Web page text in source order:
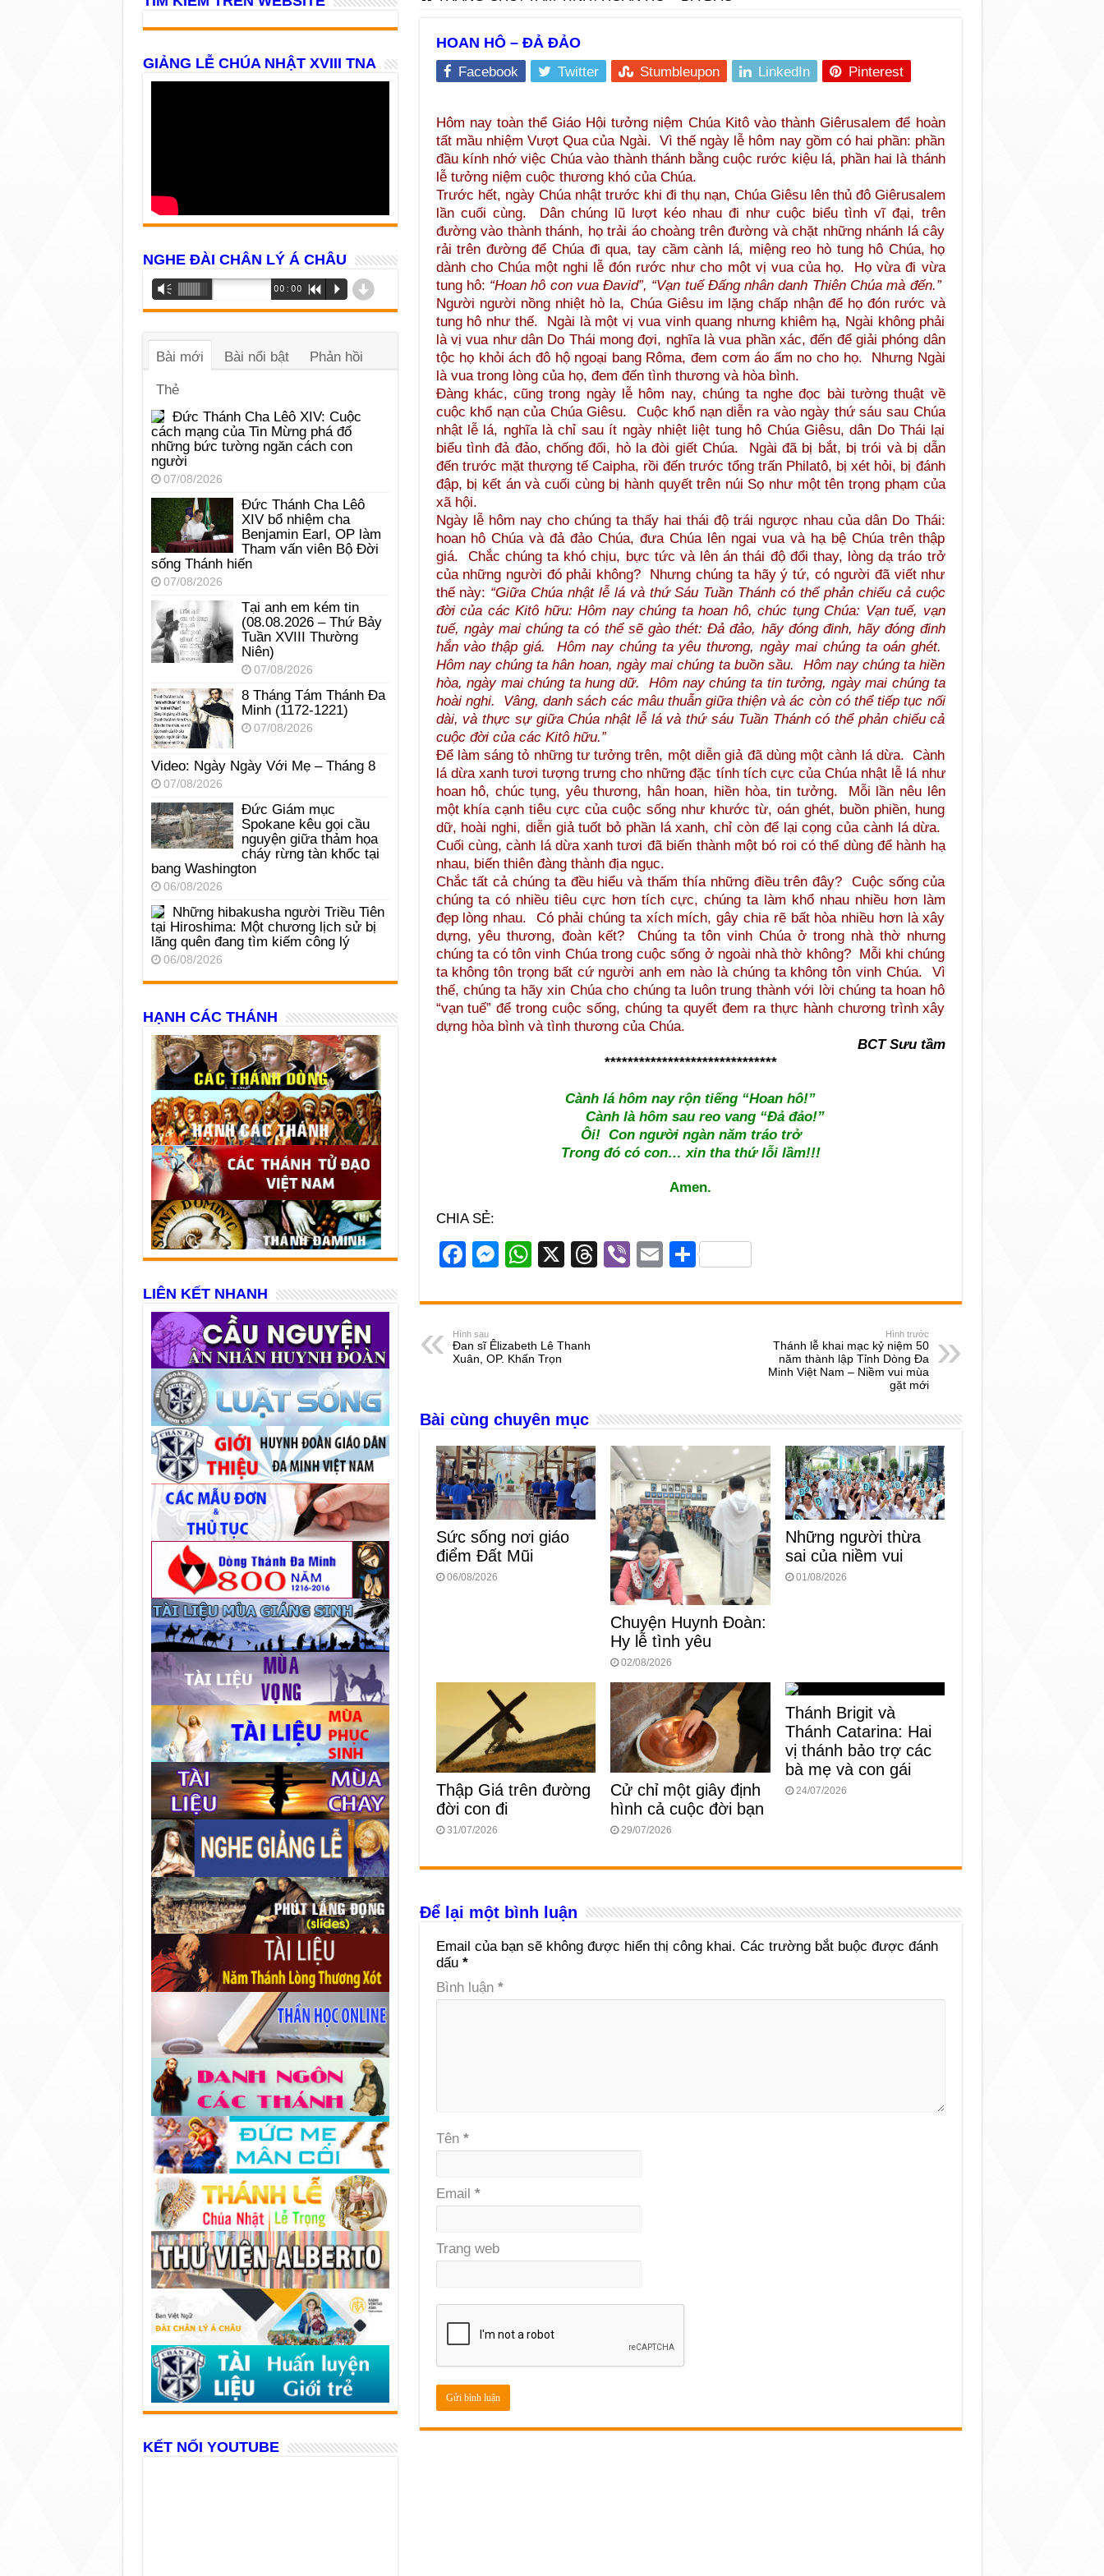
HOAN HÔ – ĐẢ ĐẢO
Facebook Twitter Stumbleupon LinkedIn Pinterest
Hôm nay toàn thể Giáo Hội tưởng niệm Chúa Kitô vào thành Giêrusalem để hoàn
tất mầu nhiệm Vượt Qua của Ngài. Vì thế ngày lễ hôm nay gồm có hai phần: phần
đầu kính nhớ việc Chúa vào thành thánh bằng cuộc rước kiệu lá, phần hai là thánh
lễ tưởng niệm cuộc thương khó của Chúa.
Trước hết, ngày Chúa nhật trước khi đi thụ nạn, Chúa Giêsu lên thủ đô Giêrusalem
lần cuối cùng. Dân chúng lũ lượt kéo nhau đi như cuộc biểu tình vĩ đại, trên
đường vào thành thánh, họ trải áo choàng trên đường và chặt những nhánh lá cây
rải trên đường để Chúa đi qua, tay cầm cành lá, miệng reo hò tung hô Chúa, họ
dành cho Chúa một nghi lễ đón rước như cho một vị vua của họ. Họ vừa đi vừa
tung hô: “Hoan hô con vua Đavid”, “Vạn tuế Đấng nhân danh Thiên Chúa mà đến.”
Người người nồng nhiệt hò la, Chúa Giêsu im lặng chấp nhận để họ đón rước và
tung hô như thế. Ngài là một vị vua vinh quang nhưng khiêm hạ, Ngài không phải
là vị vua như dân Do Thái mong đợi, nghĩa là vua phần xác, đến để giải phóng dân
tộc họ khỏi ách đô hộ ngoại bang Rôma, đem cơm áo ấm no cho họ. Nhưng Ngài
là vua trong lòng của họ, đem đến tình thương và hòa bình.
Đàng khác, cũng trong ngày lễ hôm nay, chúng ta nghe đọc bài tường thuật về
cuộc khổ nạn của Chúa Giêsu. Cuộc khổ nạn diễn ra vào ngày thứ sáu sau Chúa
nhật lễ lá, nghĩa là chỉ sau ít ngày nhiệt liệt tung hô Chúa Giêsu, dân Do Thái lại
biểu tình đả đảo, chống đối, hò la đòi giết Chúa. Ngài đã bị bắt, bị trói và bị dẫn
đến trước mặt thượng tế Caipha, rồi đến trước tổng trấn Philatô, bị xét hỏi, bị đánh
đập, bị kết án và cuối cùng bị hành quyết trên núi Sọ như một tên trọng phạm của
xã hội.
Ngày lễ hôm nay cho chúng ta thấy hai thái độ trái ngược nhau của dân Do Thái:
hoan hô Chúa và đả đảo Chúa, đưa Chúa lên ngai vua và hạ bệ Chúa trên thập
giá. Chắc chúng ta khó chịu, bực tức và lên án thái độ đổi thay, lòng dạ tráo trở
của những người đó phải không? Nhưng chúng ta hãy ý tứ, có người đã viết như
thế này: “Giữa Chúa nhật lễ lá và thứ Sáu Tuần Thánh có thể phản chiếu cả cuộc
đời của các Kitô hữu: Hôm nay chúng ta hoan hô, chúc tụng Chúa: Vạn tuế, vạn
tuế, ngày mai chúng ta có thể sẽ gào thét: Đả đảo, hãy đóng đinh, hãy đóng đinh
hắn vào thập giá. Hôm nay chúng ta yêu thương, ngày mai chúng ta oán ghét.
Hôm nay chúng ta hân hoan, ngày mai chúng ta buồn sầu. Hôm nay chúng ta hiền
hòa, ngày mai chúng ta hung dữ. Hôm nay chúng ta tin tưởng, ngày mai chúng ta
hoài nghi. Vâng, danh sách các mâu thuẫn giữa thiện và ác còn có thể tiếp tục nối
dài, và thực sự giữa Chúa nhật lễ lá và thứ sáu Tuần Thánh có thể phản chiếu cả
cuộc đời của các Kitô hữu.”
Để làm sáng tỏ những tư tưởng trên, một diễn giả đã dùng một cành lá dừa. Cành
lá dừa xanh tươi tượng trưng cho những đặc tính tích cực của Chúa nhật lễ lá như
hoan hô, chúc tụng, yêu thương, hân hoan, hiền hòa, tin tưởng. Mỗi lần nêu lên
một khía cạnh tiêu cực của cuộc sống như khước từ, oán ghét, buồn phiền, hung
dữ, hoài nghi, diễn giả tuốt bỏ phần lá xanh, chỉ còn để lại cọng của cành lá dừa.
Cuối cùng, cành lá dừa xanh tươi đã biến thành một bó roi có thể dùng để hành hạ
nhau, biến thiên đàng thành địa ngục.
Chắc tất cả chúng ta đều hiểu và thấm thía những điều trên đây? Cuộc sống của
chúng ta có nhiều tiêu cực hơn tích cực, chúng ta làm khổ nhau nhiều hơn làm
đẹp lòng nhau. Có phải chúng ta xích mích, gây chia rẽ bất hòa nhiều hơn là xây
dựng, yêu thương, đoàn kết? Chúng ta tôn vinh Chúa ở trong nhà thờ nhưng
chúng ta có tôn vinh Chúa trong cuộc sống ở ngoài nhà thờ không? Mỗi khi chúng
ta không tôn trọng bất cứ người anh em nào là chúng ta không tôn vinh Chúa. Vì
thế, chúng ta hãy xin Chúa cho chúng ta luôn trung thành với lời chúng ta hoan hô
“vạn tuế” để trong cuộc sống, chúng ta quyết đem ra thực hành chương trình xây
dựng hòa bình và tình thương của Chúa.
BCT Sưu tầm
******************************
Cành lá hôm nay rộn tiếng “Hoan hô!”
Cành là hôm sau reo vang “Đả đảo!”
Ôi! Con người ngàn năm tráo trở
Trong đó có con… xin tha thứ lỗi lầm!!!
Amen.
CHIA SẺ:
F
c
e
b
o
k
M
ss
n
er
W
at
A
p
X
T
e
Vi
er
E
ail
S
ar
Hình sau
Đan sĩ Êlizabeth Lê Thanh
Xuân, OP. Khấn Trọn
Hình trước
Thánh lễ khai mạc kỷ niệm 50
năm thành lập Tỉnh Dòng Đa
Minh Việt Nam – Niềm vui mùa
gặt mới
Bài cùng chuyên mục
Sức sống nơi giáo
điểm Đất Mũi
06/08/2026
Chuyện Huynh Đoàn:
Hy lễ tình yêu
02/08/2026
Những người thừa
sai của niềm vui
01/08/2026
Thập Giá trên đường
đời con đi
31/07/2026
Cử chỉ một giây định
hình cả cuộc đời bạn
29/07/2026
Thánh Brigit và
Thánh Catarina: Hai
vị thánh bảo trợ các
bà mẹ và con gái
24/07/2026
Để lại một bình luận
Email của bạn sẽ không được hiển thị công khai. Các trường bắt buộc được đánh
dấu *
Bình luận *
Tên *
Email *
Trang web
GIẢNG LỄ CHÚA NHẬT XVIII TNA
NGHE ĐÀI CHÂN LÝ Á CHÂU
Trình
phát
âm
Vm 00:00 R P d
Bài mới Bài nổi bật Phản hồi
Thẻ
Đức Thánh Cha Lêô XIV: Cuộc
cách mạng của Tin Mừng phá đổ
những bức tường ngăn cách con
người
07/08/2026
Đức Thánh Cha Lêô
XIV bổ nhiệm cha
Benjamin Earl, OP làm
Tham vấn viên Bộ Đời
sống Thánh hiến
07/08/2026
Tại anh em kém tin
(08.08.2026 – Thứ Bảy
Tuần XVIII Thường
Niên)
07/08/2026
8 Tháng Tám Thánh Ða
Minh (1172-1221)
07/08/2026
Video: Ngày Ngày Với Mẹ – Tháng 8
07/08/2026
Đức Giám mục
Spokane kêu gọi cầu
nguyện giữa thảm họa
cháy rừng tàn khốc tại
bang Washington
06/08/2026
Những hibakusha người Triều Tiên
tại Hiroshima: Một chương lịch sử bị
lãng quên đang tìm kiếm công lý
06/08/2026
HẠNH CÁC THÁNH
LIÊN KẾT NHANH
KẾT NỐI YOUTUBE